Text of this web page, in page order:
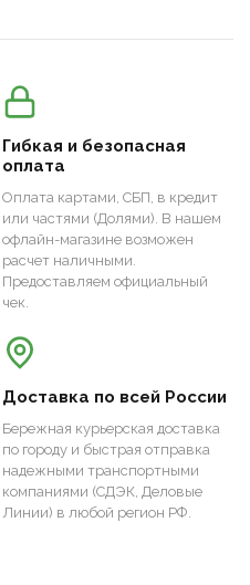
Гибкая и безопасная
оплата
Оплата картами, СБП, в кредит
или частями (Долями). В нашем
офлайн-магазине возможен
расчет наличными.
Предоставляем официальный
чек.
Доставка по всей России
Бережная курьерская доставка
по городу и быстрая отправка
надежными транспортными
компаниями (СДЭК, Деловые
Линии) в любой регион РФ.